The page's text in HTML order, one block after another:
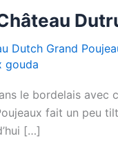
Dutch Grand
gouda
le bordelais avec
fait un peu
[…]